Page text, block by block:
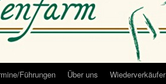
Führungen Über uns Wiederverkäufer